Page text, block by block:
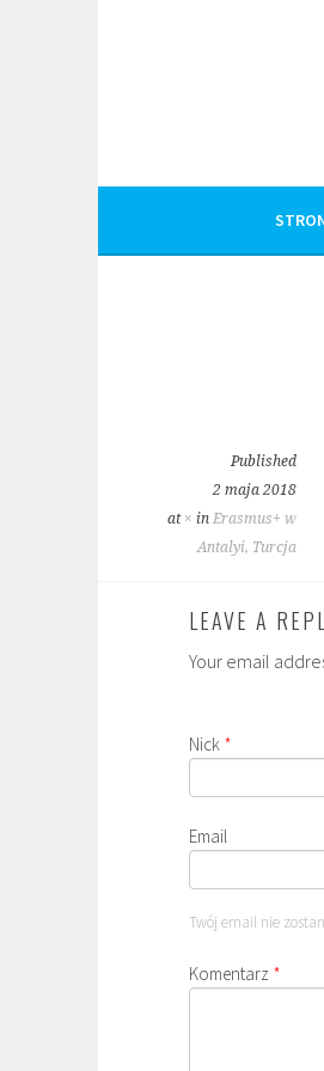
Published
2 maja 2018
at × in Erasmus+ w
Antalyi, Turcja
LEAVE A
Your email
Nick *
Email
Twój email nie
Komentarz *